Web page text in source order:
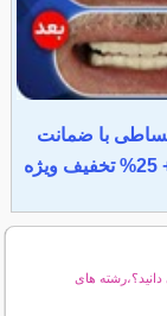
با ضمانت
دانید؟،رشته های